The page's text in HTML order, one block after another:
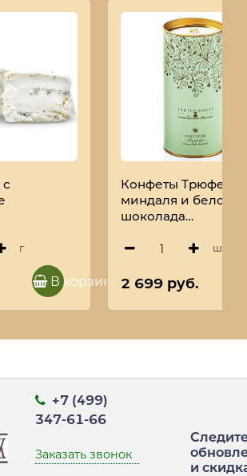
с
г
В корзину
Конфеты Трюфель
миндаля и белого
шоколада
TORRONERIA
(туба)
шт
2 699 руб.
+7 (499)
347-61-66
Заказать звонок
и